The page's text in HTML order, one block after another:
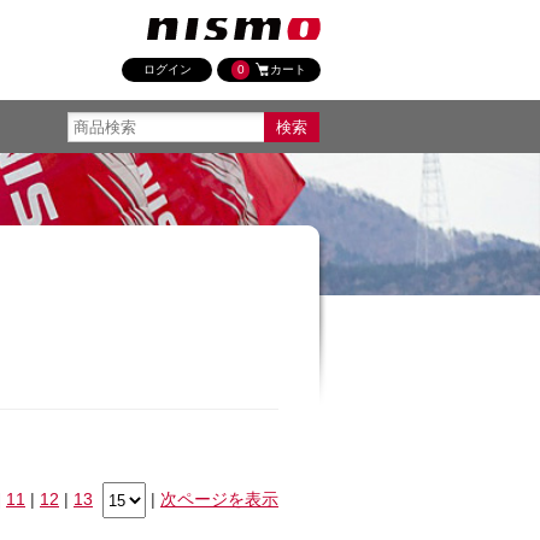
ログイン 0 カート
11 | 12 | 13 | 次ページを表示